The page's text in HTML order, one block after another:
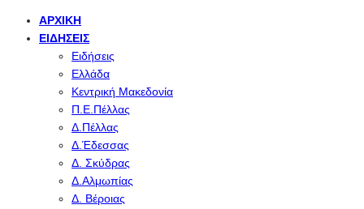
ΑΡΧΙΚΉ
ΕΙΔΉΣΕΙΣ
Ειδήσεις
Ελλάδα
Κεντρική Μακεδονία
Π.Ε.Πέλλας
Δ.Πέλλας
Δ.Έδεσσας
Δ. Σκύδρας
Δ.Αλμωπίας
Δ. Βέροιας